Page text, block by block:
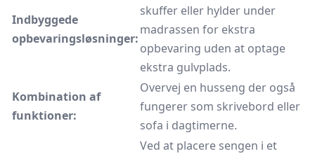
Indbyggede
opbevaringsløsninger:
skuffer eller hylder under
madrassen for ekstra
opbevaring uden at optage
ekstra gulvplads.
Kombination af
funktioner:
Overvej en husseng der også
fungerer som skrivebord eller
sofa i dagtimerne.
Ved at placere sengen i et